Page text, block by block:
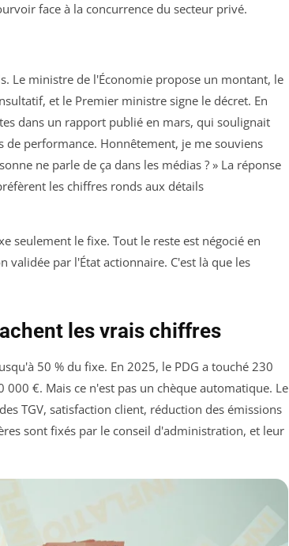
face à la concurrence du secteur privé.
Le ministre de l'Économie propose un montant, le
et le Premier ministre signe le décret. En
dans un rapport publié en mars, qui soulignait
performance. Honnêtement, je me souviens
ne parle de ça dans les médias ? » La réponse
les chiffres ronds aux détails
seulement le fixe. Tout le reste est négocié en
par l'État actionnaire. C'est là que les
les vrais chiffres
50 % du fixe. En 2025, le PDG a touché 230
€. Mais ce n'est pas un chèque automatique. Le
TGV, satisfaction client, réduction des émissions
sont fixés par le conseil d'administration, et leur